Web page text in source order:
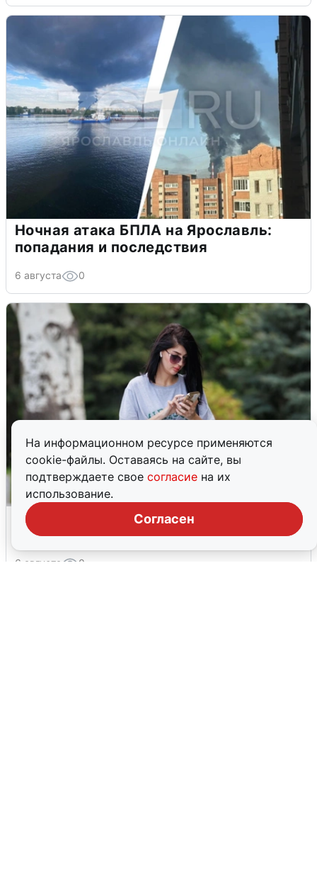
На информационном ресурсе применяются
cookie-файлы. Оставаясь на сайте, вы
подтверждаете свое согласие на их
использование.
Согласен
Ночная атака БПЛА на Ярославль:
попадания и последствия
6 августа 0
Волгоградцы остались без
мобильного интернета
6 августа 0